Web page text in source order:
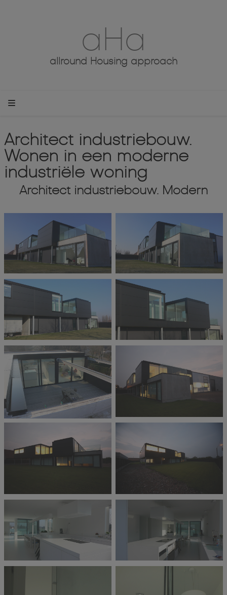
aHa
allround Housing approach
Architect industriebouw.
Wonen in een moderne
industriële woning
Architect industriebouw. Modern